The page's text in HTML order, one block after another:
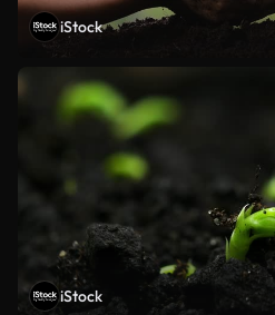
iStock
iStock